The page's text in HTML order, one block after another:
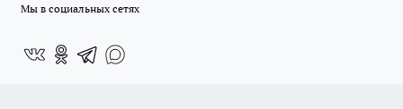
Мы в социальных сетях